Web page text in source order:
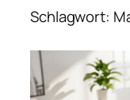
Schlagwort: